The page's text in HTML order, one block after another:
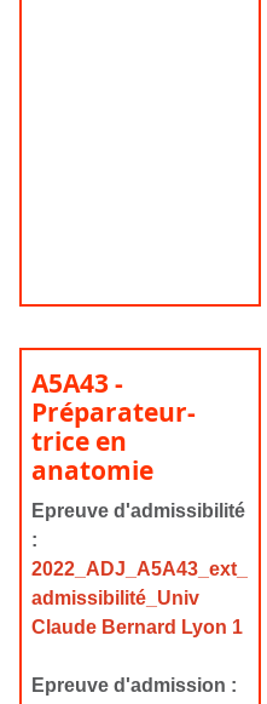
A5A43 -
Préparateur-
trice en
anatomie
Epreuve d'admissibilité
:
2022_ADJ_A5A43_ext_
admissibilité_Univ
Claude Bernard Lyon 1
Epreuve d'admission :